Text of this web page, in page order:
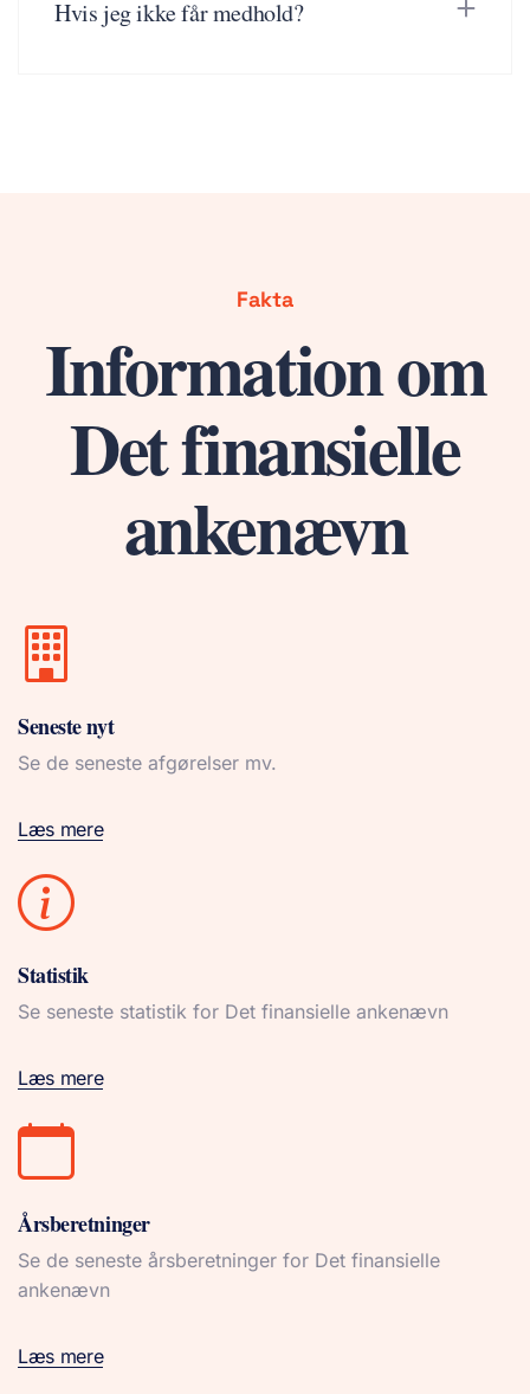
Hvis jeg ikke får medhold?
Fakta
Information om
Det finansielle
ankenævn
Seneste nyt
Se de seneste afgørelser mv.
Læs mere
Statistik
Se seneste statistik for Det finansielle ankenævn
Læs mere
Årsberetninger
Se de seneste årsberetninger for Det finansielle
ankenævn
Læs mere